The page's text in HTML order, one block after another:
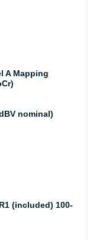
A Mapping
nominal)
(included) 100-